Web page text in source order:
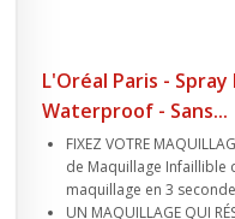
L'Oréal Paris -
Waterproof - Sans...
FIXEZ VOTRE
de Maquillage Infaillible
maquillage en 3
UN MAQUILLAGE QUI